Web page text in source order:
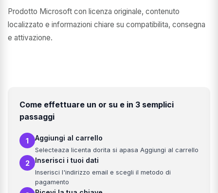
Prodotto Microsoft con licenza originale, contenuto
localizzato e informazioni chiare su compatibilita, consegna
e attivazione.
Come effettuare un or su e in 3 semplici
passaggi
1 Aggiungi al carrello
Selecteaza licenta dorita si apasa Aggiungi al carrello
2 Inserisci i tuoi dati
Inserisci l'indirizzo email e scegli il metodo di
pagamento